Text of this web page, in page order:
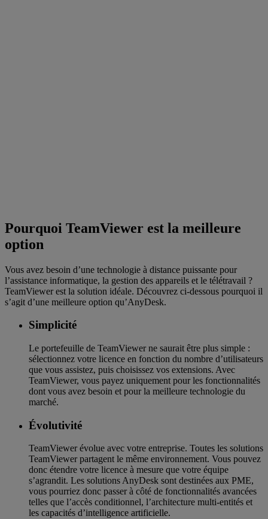
Pourquoi TeamViewer est la meilleure
option
Vous avez besoin d’une technologie à distance puissante pour
l’assistance informatique, la gestion des appareils et le télétravail ?
TeamViewer est la solution idéale. Découvrez ci-dessous pourquoi il
s’agit d’une meilleure option qu’AnyDesk.
Simplicité
Le portefeuille de TeamViewer ne saurait être plus simple :
sélectionnez votre licence en fonction du nombre d’utilisateurs
que vous assistez, puis choisissez vos extensions. Avec
TeamViewer, vous payez uniquement pour les fonctionnalités
dont vous avez besoin et pour la meilleure technologie du
marché.
Évolutivité
TeamViewer évolue avec votre entreprise. Toutes les solutions
TeamViewer partagent le même environnement. Vous pouvez
donc étendre votre licence à mesure que votre équipe
s’agrandit. Les solutions AnyDesk sont destinées aux PME,
vous pourriez donc passer à côté de fonctionnalités avancées
telles que l’accès conditionnel, l’architecture multi-entités et
les capacités d’intelligence artificielle.